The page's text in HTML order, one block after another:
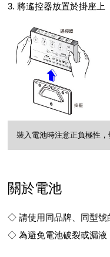
3. 將遙控器放置於掛座上
裝入電池時注意正負極性，
關於電池
◇ 請使用同品牌、同型號
◇ 為避免電池破裂或漏液